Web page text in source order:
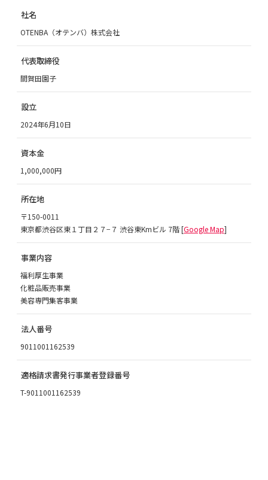
社名
OTENBA（オテンバ）株式会社
代表取締役
間賀田園子
設立
2024年6月10日
資本金
1,000,000円
所在地
〒150-0011
東京都渋谷区東１丁目２７−７ 渋谷東Kmビル 7階 [Google Map]
事業内容
福利厚生事業
化粧品販売事業
美容専門集客事業
法人番号
9011001162539
適格請求書発行事業者登録番号
T-9011001162539